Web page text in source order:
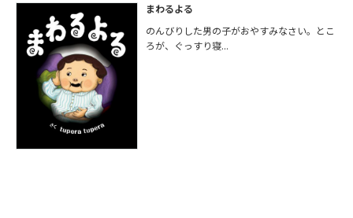
まわるよる
のんびりした男の子がおやすみなさい。とこ
ろが、ぐっすり寝...